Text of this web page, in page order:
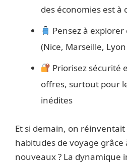
des économies est à
Pensez à
(Nice, Marseille,
Priorisez sécurité
offres, surtout pour
inédites
Et si demain, on
habitudes de voyage grâce
nouveaux ? La dynamique